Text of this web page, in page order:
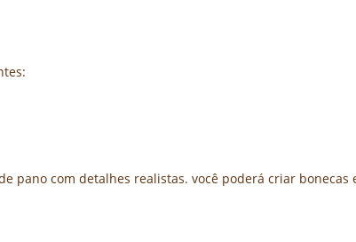
pano com detalhes realistas. você poderá criar